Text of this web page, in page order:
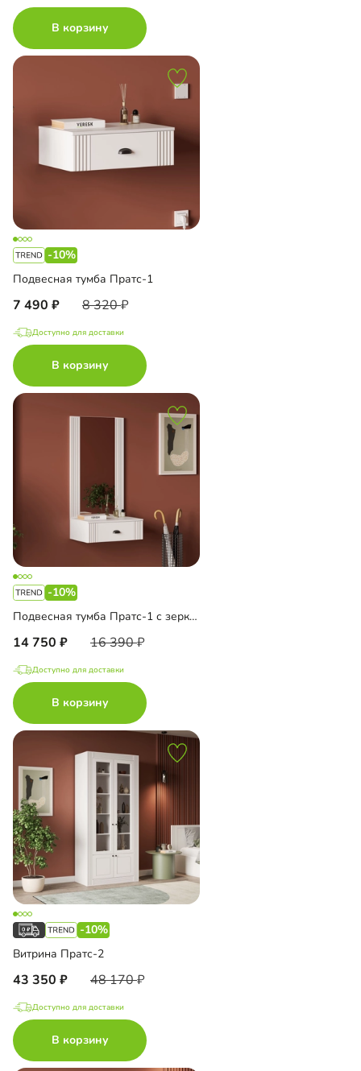
В корзину
-10%
Подвесная тумба Пратс-1
7 490 8 320
Доступно для доставки
В корзину
-10%
Подвесная тумба Пратс-1 с зеркалом
14 750 16 390
Доступно для доставки
В корзину
-10%
Витрина Пратс-2
43 350 48 170
Доступно для доставки
В корзину